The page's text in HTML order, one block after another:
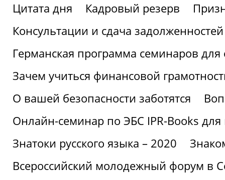
Цитата дня
Кадровый резерв
Консультации и сдача
Германская программа семинаров для
Зачем учиться финансовой
О вашей безопасности заботятся
Онлайн-семинар по ЭБС IPR-Books для
Знатоки русского языка – 2020
Всероссийский молодежный форум в